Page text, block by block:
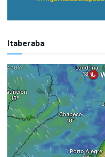
Itaberaba